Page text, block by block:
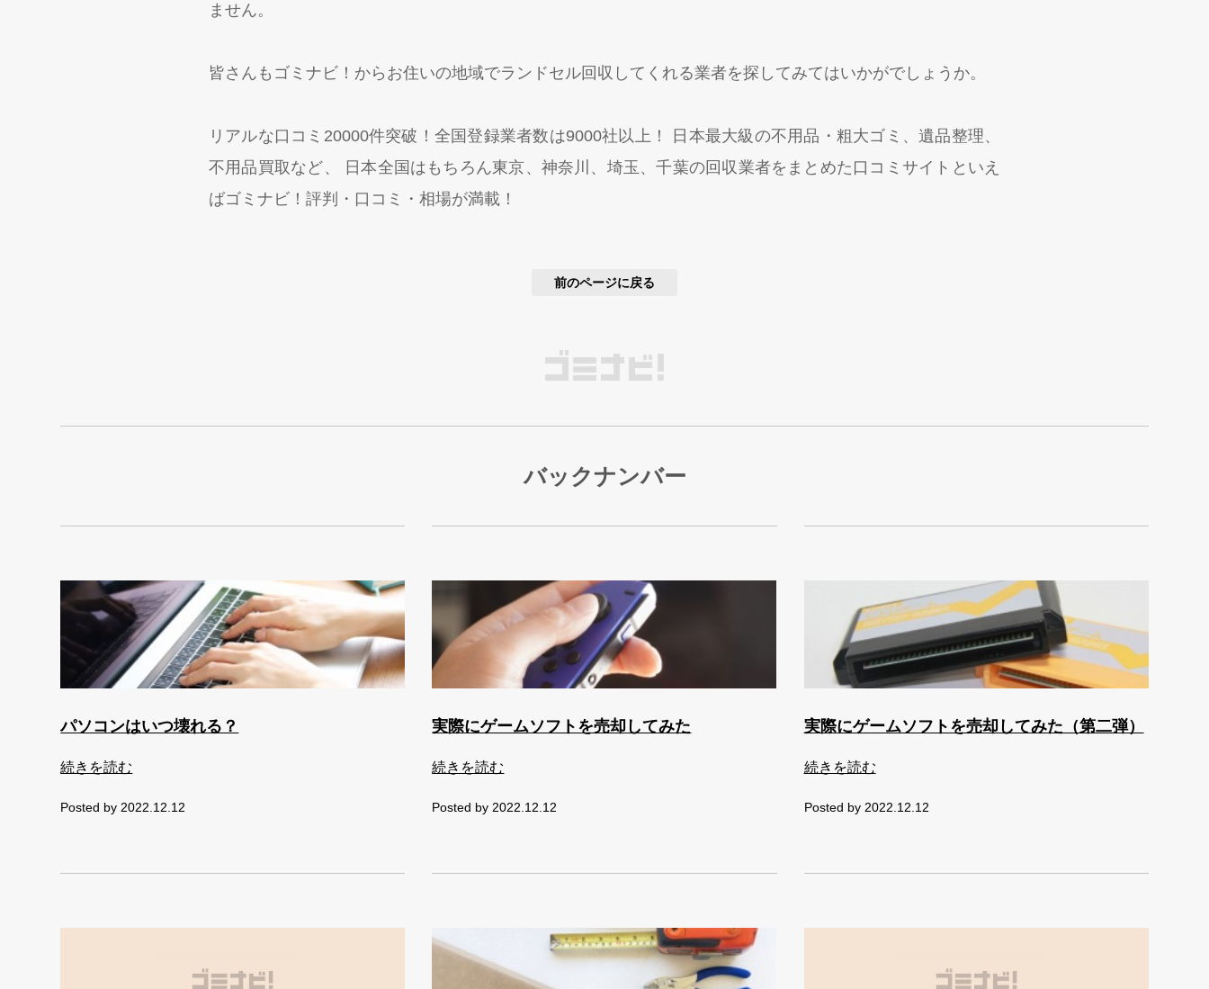
ません。
皆さんもゴミナビ！からお住いの地域でランドセル回収してくれる業者を探してみてはいかがでしょうか。
リアルな口コミ20000件突破！全国登録業者数は9000社以上！ 日本最大級の不用品・粗大ゴミ、遺品整理、
不用品買取など、 日本全国はもちろん東京、神奈川、埼玉、千葉の回収業者をまとめた口コミサイトといえ
ばゴミナビ！評判・口コミ・相場が満載！
前のページに戻る
バックナンバー
パソコンはいつ壊れる？
続きを読む
Posted by 2022.12.12
実際にゲームソフトを売却してみた
続きを読む
Posted by 2022.12.12
実際にゲームソフトを売却してみた（第二弾）
続きを読む
Posted by 2022.12.12